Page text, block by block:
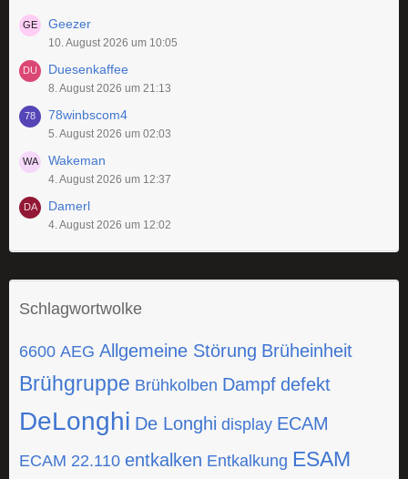
Geezer
10. August 2026 um 10:05
Duesenkaffee
8. August 2026 um 21:13
78winbscom4
5. August 2026 um 02:03
Wakeman
4. August 2026 um 12:37
Damerl
4. August 2026 um 12:02
Schlagwortwolke
6600 AEG Allgemeine Störung Brüheinheit
Brühgruppe Brühkolben Dampf defekt
DeLonghi De Longhi display ECAM
ECAM 22.110 entkalken Entkalkung ESAM